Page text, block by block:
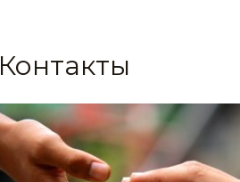
Контакты